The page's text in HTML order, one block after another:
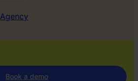
Book a demo